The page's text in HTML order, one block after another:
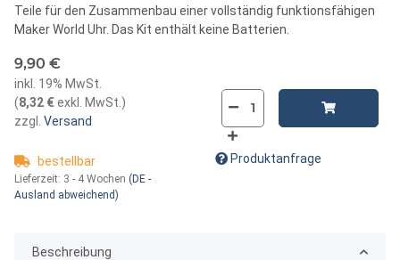
Teile für den Zusammenbau einer vollständig funktionsfähigen
Maker World Uhr. Das Kit enthält keine Batterien.
9,90 €
inkl. 19% MwSt.
(8,32 €exkl. MwSt. )
zzgl.
Versand
bestellbar
Lieferzeit: 3 - 4 Wochen (DE -
Ausland abweichend)
Produktanfrage
Beschreibung